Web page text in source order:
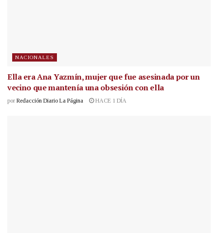
NACIONALES
Ella era Ana Yazmín, mujer que fue asesinada por un
vecino que mantenía una obsesión con ella
por Redacción Diario La Página HACE 1 DÍA